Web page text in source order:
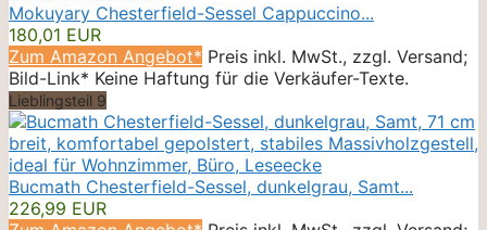
Mokuyary Chesterfield-Sessel Cappuccino...
180,01 EUR
Zum Amazon Angebot* Preis inkl. MwSt., zzgl. Versand;
Bild-Link* Keine Haftung für die Verkäufer-Texte.
Lieblingsteil 9
Bucmath Chesterfield-Sessel, dunkelgrau, Samt...
226,99 EUR